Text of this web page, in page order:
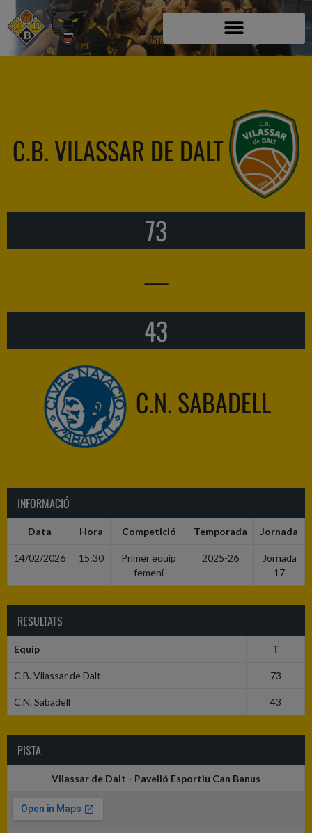
C.B. VILASSAR DE DALT
73
—
43
C.N. SABADELL
INFORMACIÓ
Data Hora Competició Temporada Jornada
14/02/2026 15:30
Primer equip
femení
2025-26
Jornada
17
RESULTATS
Equip T
C.B. Vilassar de Dalt 73
C.N. Sabadell 43
PISTA
Vilassar de Dalt - Pavelló Esportiu Can Banus